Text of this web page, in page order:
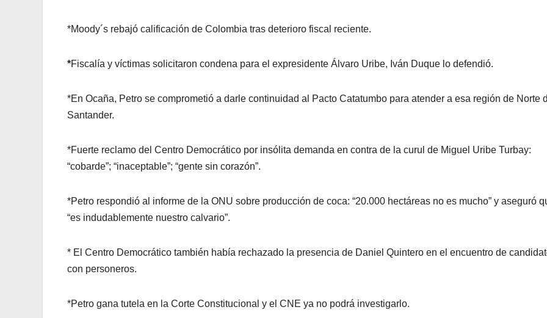
*Moody´s rebajó calificación de Colombia tras deterioro fiscal reciente.
*Fiscalía y víctimas solicitaron condena para el expresidente Álvaro Uribe, Iván Duque lo defendió.
*En Ocaña, Petro se comprometió a darle continuidad al Pacto Catatumbo para atender a esa región de Norte
Santander.
*Fuerte reclamo del Centro Democrático por insólita demanda en contra de la curul de Miguel Uribe Turbay:
“cobarde”; “inaceptable”; “gente sin corazón”.
*Petro respondió al informe de la ONU sobre producción de coca: “20.000 hectáreas no es mucho” y aseguró
“es indudablemente nuestro calvario”.
* El Centro Democrático también había rechazado la presencia de Daniel Quintero en el encuentro de
con personeros.
*Petro gana tutela en la Corte Constitucional y el CNE ya no podrá investigarlo.